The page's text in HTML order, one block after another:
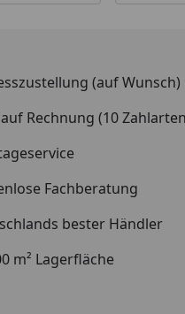
(auf Wunsch)
Rechnung (10
Fachberatung
bester Händler
m² Lagerfläche